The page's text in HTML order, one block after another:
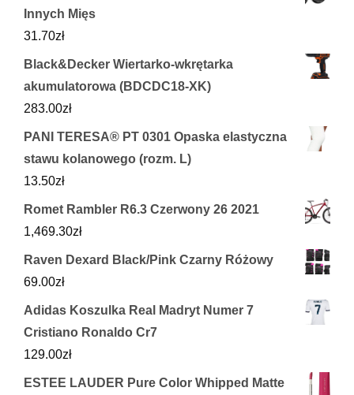
Innych Mięs
31.70zł
Black&Decker Wiertarko-wkrętarka
akumulatorowa (BDCDC18-XK)
283.00zł
PANI TERESA® PT 0301 Opaska elastyczna
stawu kolanowego (rozm. L)
13.50zł
Romet Rambler R6.3 Czerwony 26 2021
1,469.30zł
Raven Dexard Black/Pink Czarny Różowy
69.00zł
Adidas Koszulka Real Madryt Numer 7
Cristiano Ronaldo Cr7
129.00zł
ESTEE LAUDER Pure Color Whipped Matte